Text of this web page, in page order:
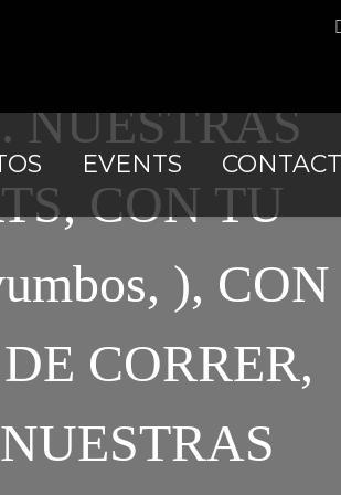
EVENTS
CÓDIGO
NUESTRAS
CON TU
), CON
CORRER,